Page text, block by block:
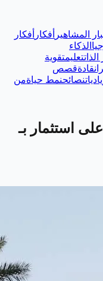
المشاهير أفكار أفكار
الذكاء
تعليمتقوية
قادةقصص
نصائحنمط حياةمن
استثمار بـ